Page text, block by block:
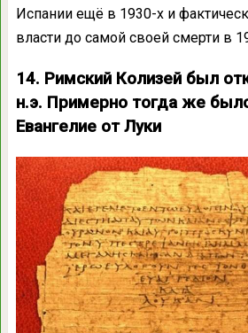
Испании ещё в 1930-х и
власти до самой своей смерти в
14. Римский Колизей был
н.э. Примерно тогда же
Евангелие от Луки